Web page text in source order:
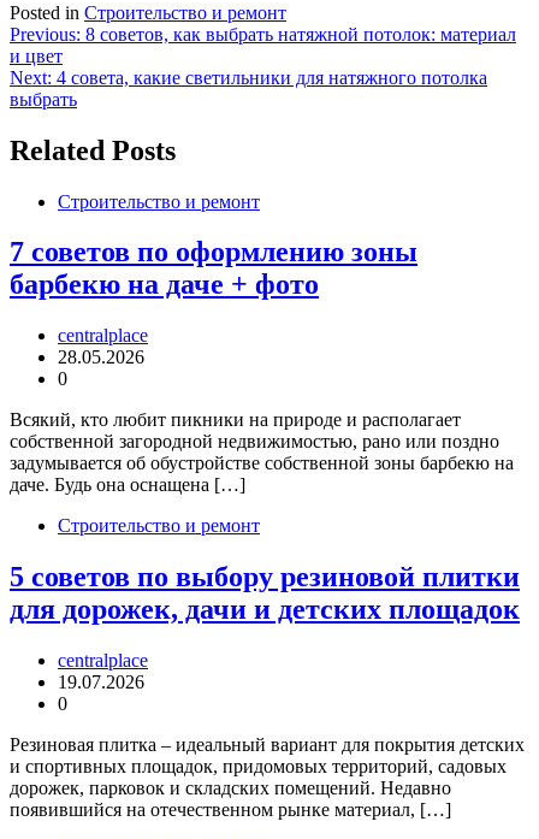
Posted in Строительство и ремонт
Навигация
по
записям
Previous: 8 советов, как выбрать натяжной потолок: материал
и цвет
Next: 4 совета, какие светильники для натяжного потолка
выбрать
Related Posts
Строительство и ремонт
7 советов по оформлению зоны
барбекю на даче + фото
centralplace
28.05.2026
0
Всякий, кто любит пикники на природе и располагает
собственной загородной недвижимостью, рано или поздно
задумывается об обустройстве собственной зоны барбекю на
даче. Будь она оснащена […]
Строительство и ремонт
5 советов по выбору резиновой плитки
для дорожек, дачи и детских площадок
centralplace
19.07.2026
0
Резиновая плитка – идеальный вариант для покрытия детских
и спортивных площадок, придомовых территорий, садовых
дорожек, парковок и складских помещений. Недавно
появившийся на отечественном рынке материал, […]